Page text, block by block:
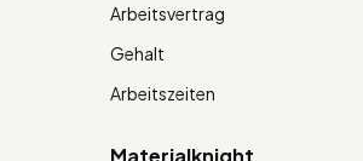
Arbeitsvertrag
Gehalt
Arbeitszeiten
Materialknight